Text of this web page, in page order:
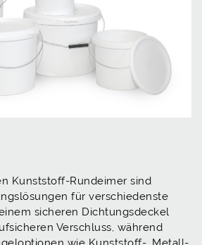
Kunststoff-Rundeimer sind
für verschiedenste
sicheren Dichtungsdeckel
Verschluss, während